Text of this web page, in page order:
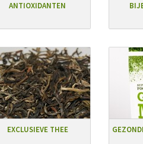
ANTIOXIDANTEN
EXCLUSIEVE THEE